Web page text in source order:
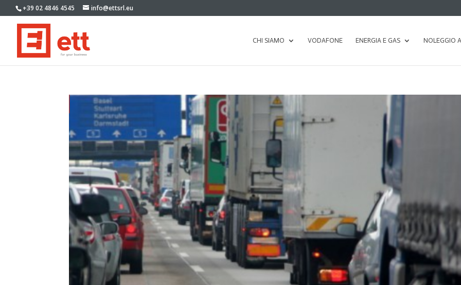
+39 02 4846 4545 info@ettsrl.eu
CHI SIAMO VODAFONE ENERGIA E GAS NOLEGGIO